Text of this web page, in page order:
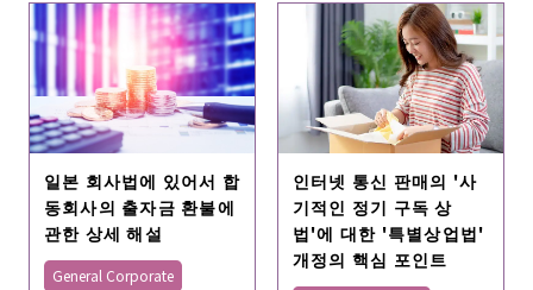
일본 회사법에 있어서 합
동회사의 출자금 환불에
관한 상세 해설
General Corporate
인터넷 통신 판매의 '사
기적인 정기 구독 상
법'에 대한 '특별상업법'
개정의 핵심 포인트